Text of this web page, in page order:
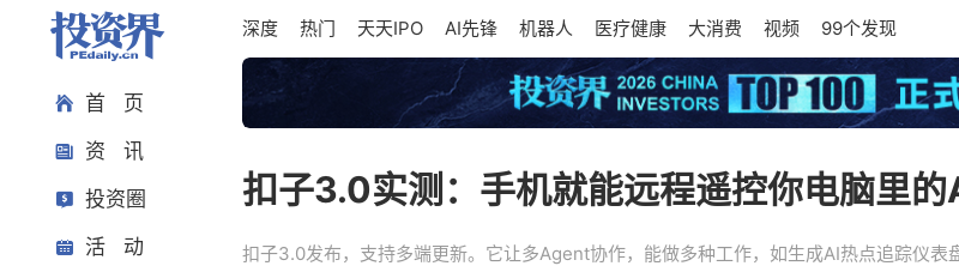
首 页
资 讯
投资圈
活 动
深度 热门 天天IPO AI先锋 机器人 医疗健康 大消费 视频 99个发现
扣子3.0实测：手机就能远程遥控你电脑里
扣子3.0发布，支持多端更新。它让多Agent协作，能做多种工作，如生成AI热点追踪仪表